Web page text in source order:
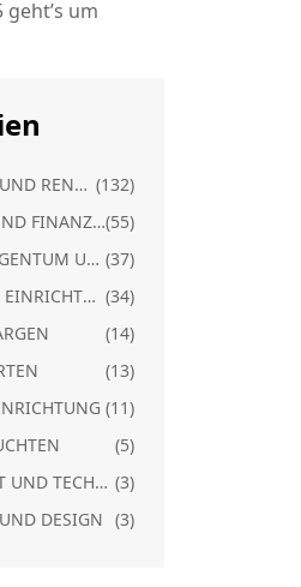
um
HEIMWERKEN UND RENOVIERUNG (132)
WIRTSCHAFT UND FINANZEN(55)
WOHNUNGSEIGENTUM UND RECHT (37)
WOHNEN UND EINRICHTUNG (34)
(14)
(13)
(11)
(5)
WISSENSCHAFT UND TECHNIK (3)
DESIGN (3)